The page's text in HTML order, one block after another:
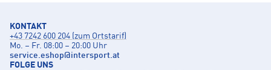
KONTAKT
+43 7242 600 204 (zum Ortstarif)
Mo. – Fr. 08:00 – 20:00 Uhr
service.eshop@intersport.at
FOLGE UNS